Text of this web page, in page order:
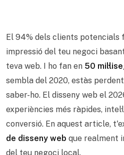
El 94% dels clients potencials
impressió del teu negoci
teva web. I ho fan en 50
sembla del 2020, estàs
saber-ho. El disseny web el
experiències més ràpides,
conversió. En aquest article,
de disseny web que realment
del teu negoci local.